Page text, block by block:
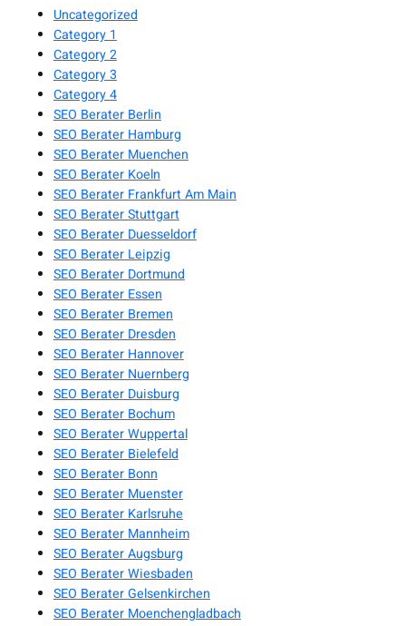
Uncategorized
Category 1
Category 2
Category 3
Category 4
SEO Berater Berlin
SEO Berater Hamburg
SEO Berater Muenchen
SEO Berater Koeln
SEO Berater Frankfurt Am Main
SEO Berater Stuttgart
SEO Berater Duesseldorf
SEO Berater Leipzig
SEO Berater Dortmund
SEO Berater Essen
SEO Berater Bremen
SEO Berater Dresden
SEO Berater Hannover
SEO Berater Nuernberg
SEO Berater Duisburg
SEO Berater Bochum
SEO Berater Wuppertal
SEO Berater Bielefeld
SEO Berater Bonn
SEO Berater Muenster
SEO Berater Karlsruhe
SEO Berater Mannheim
SEO Berater Augsburg
SEO Berater Wiesbaden
SEO Berater Gelsenkirchen
SEO Berater Moenchengladbach